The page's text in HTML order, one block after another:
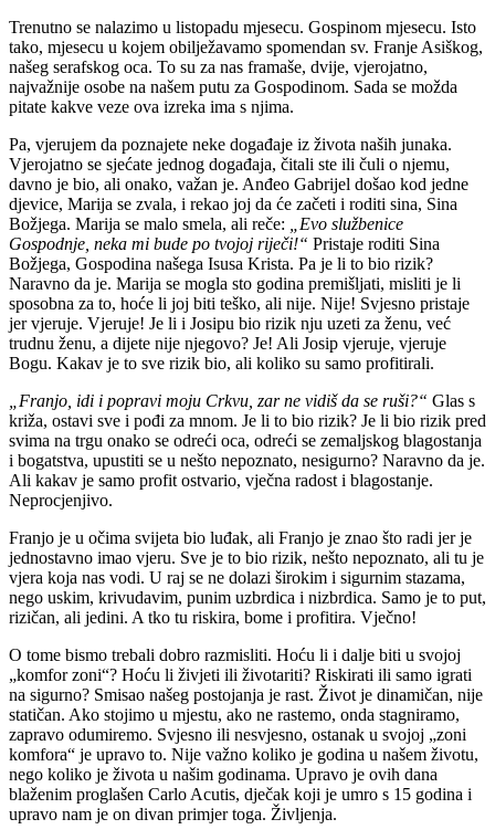
Trenutno se nalazimo u listopadu mjesecu. Gospinom mjesecu. Isto
tako, mjesecu u kojem obilježavamo spomendan sv. Franje Asiškog,
našeg serafskog oca. To su za nas framaše, dvije, vjerojatno,
najvažnije osobe na našem putu za Gospodinom. Sada se možda
pitate kakve veze ova izreka ima s njima.
Pa, vjerujem da poznajete neke događaje iz života naših junaka.
Vjerojatno se sjećate jednog događaja, čitali ste ili čuli o njemu,
davno je bio, ali onako, važan je. Anđeo Gabrijel došao kod jedne
djevice, Marija se zvala, i rekao joj da će začeti i roditi sina, Sina
Božjega. Marija se malo smela, ali reče:
„Evo službenice
Gospodnje, neka mi bude po tvojoj riječi!“ Pristaje roditi Sina
Božjega, Gospodina našega Isusa Krista. Pa je li to bio rizik?
Naravno da je. Marija se mogla sto godina premišljati, misliti je li
sposobna za to, hoće li joj biti teško, ali nije. Nije! Svjesno pristaje
jer vjeruje. Vjeruje! Je li i Josipu bio rizik nju uzeti za ženu, već
trudnu ženu, a dijete nije njegovo? Je! Ali Josip vjeruje, vjeruje
Bogu. Kakav je to sve rizik bio, ali koliko su samo profitirali.
„Franjo, idi i popravi moju Crkvu, zar ne vidiš da se ruši?“ Glas s
križa, ostavi sve i pođi za mnom. Je li to bio rizik? Je li bio rizik pred
svima na trgu onako se odreći oca, odreći se zemaljskog blagostanja
i bogatstva, upustiti se u nešto nepoznato, nesigurno? Naravno da je.
Ali kakav je samo profit ostvario, vječna radost i blagostanje.
Neprocjenjivo.
Franjo je u očima svijeta bio luđak, ali Franjo je znao što radi jer je
jednostavno imao vjeru. Sve je to bio rizik, nešto nepoznato, ali tu je
vjera koja nas vodi. U raj se ne dolazi širokim i sigurnim stazama,
nego uskim, krivudavim, punim uzbrdica i nizbrdica. Samo je to put,
rizičan, ali jedini. A tko tu riskira, bome i profitira. Vječno!
O tome bismo trebali dobro razmisliti. Hoću li i dalje biti u svojoj
„komfor zoni“? Hoću li živjeti ili životariti? Riskirati ili samo igrati
na sigurno? Smisao našeg postojanja je rast. Život je dinamičan, nije
statičan. Ako stojimo u mjestu, ako ne rastemo, onda stagniramo,
zapravo odumiremo. Svjesno ili nesvjesno, ostanak u svojoj „zoni
komfora“ je upravo to. Nije važno koliko je godina u našem životu,
nego koliko je života u našim godinama. Upravo je ovih dana
blaženim proglašen Carlo Acutis, dječak koji je umro s 15 godina i
upravo nam je on divan primjer toga. Življenja.